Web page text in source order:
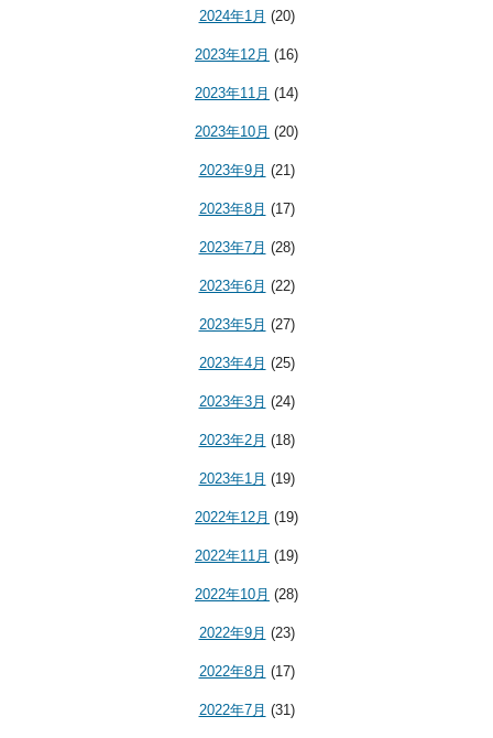
2024年1月 (20)
2023年12月 (16)
2023年11月 (14)
2023年10月 (20)
2023年9月 (21)
2023年8月 (17)
2023年7月 (28)
2023年6月 (22)
2023年5月 (27)
2023年4月 (25)
2023年3月 (24)
2023年2月 (18)
2023年1月 (19)
2022年12月 (19)
2022年11月 (19)
2022年10月 (28)
2022年9月 (23)
2022年8月 (17)
2022年7月 (31)